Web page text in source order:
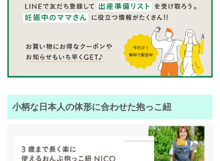
小柄な日本人の体形に合わせた抱っこ紐